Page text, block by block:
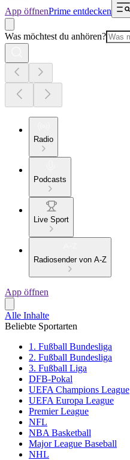
App öffnenPrime entdecken
Was möchtest du anhören?
Radio
Podcasts
Live Sport
Radiosender von A-Z
App öffnen
Alle Inhalte
Beliebte Sportarten
1. Fußball Bundesliga
2. Fußball Bundesliga
3. Fußball Liga
DFB-Pokal
UEFA Champions League
UEFA Europa League
Premier League
NFL
NBA Basketball
Major League Baseball
NHL